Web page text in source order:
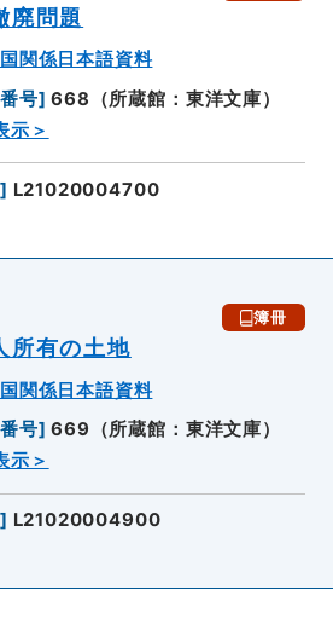
廃問題
関係日本語資料
号] 668（所蔵館：東洋文庫）
示＞
] L21020004700
簿冊
所有の土地
関係日本語資料
号] 669（所蔵館：東洋文庫）
示＞
] L21020004900